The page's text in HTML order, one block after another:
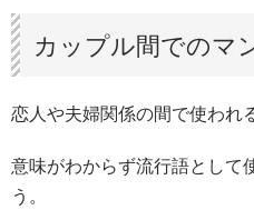
カップル間でのマ
恋人や夫婦関係の間で使われ
意味がわからず流行語として
う。